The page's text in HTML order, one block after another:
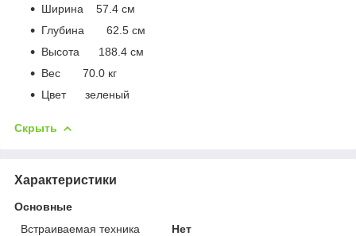
Ширина 57.4 см
Глубина 62.5 см
Высота 188.4 см
Вес 70.0 кг
Цвет зеленый
Скрыть
Характеристики
Основные
Встраиваемая техника
Нет